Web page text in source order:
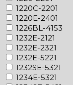
1220C-2201
1220E-2401
1226BL-4153
1232E-2121
1232E-2321
1232E-5221
1232SE-5321
1234E-5321